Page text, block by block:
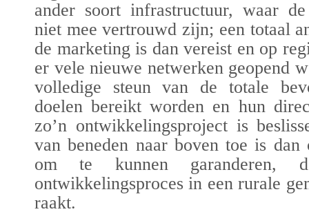
ander soort infrastructuur, waar
niet mee vertrouwd zijn; een totaal
de marketing is dan vereist en op
er vele nieuwe netwerken geopend
volledige steun van de totale
doelen bereikt worden en hun
zo’n ontwikkelingsproject is
van beneden naar boven toe is
om te kunnen garanderen,
ontwikkelingsproces in een rurale
raakt.